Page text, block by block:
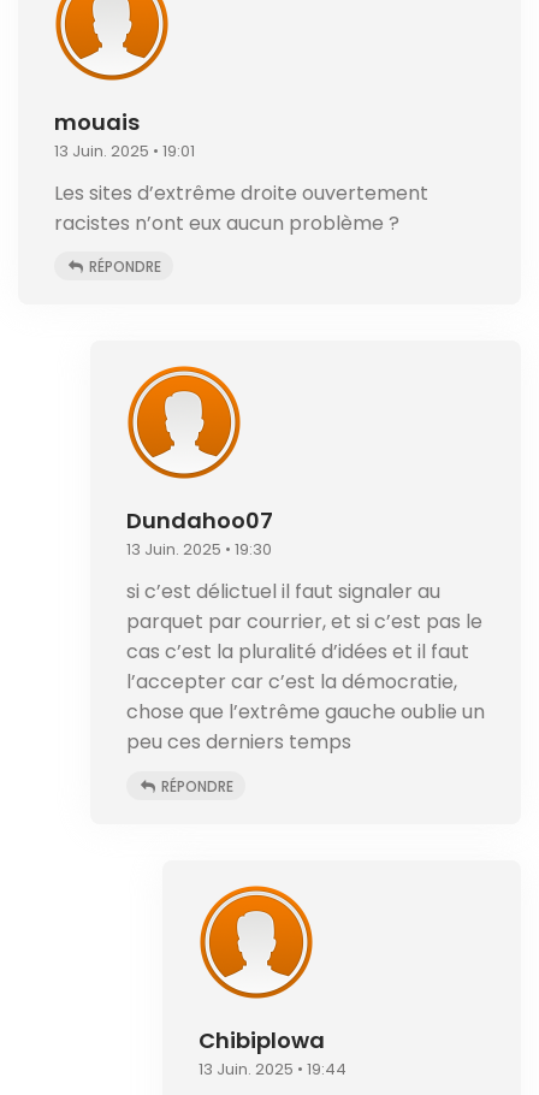
mouais
13 Juin. 2025 • 19:01
Les sites d’extrême droite ouvertement
racistes n’ont eux aucun problème ?
RÉPONDRE
Dundahoo07
13 Juin. 2025 • 19:30
si c’est délictuel il faut signaler au
parquet par courrier, et si c’est pas le
cas c’est la pluralité d’idées et il faut
l’accepter car c’est la démocratie,
chose que l’extrême gauche oublie un
peu ces derniers temps
RÉPONDRE
Chibiplowa
13 Juin. 2025 • 19:44